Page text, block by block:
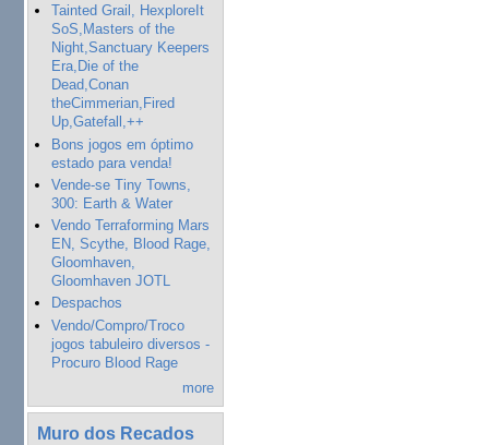
Tainted Grail, HexploreIt
SoS,Masters of the
Night,Sanctuary Keepers
Era,Die of the
Dead,Conan
theCimmerian,Fired
Up,Gatefall,++
Bons jogos em óptimo
estado para venda!
Vende-se Tiny Towns,
300: Earth & Water
Vendo Terraforming Mars
EN, Scythe, Blood Rage,
Gloomhaven,
Gloomhaven JOTL
Despachos
Vendo/Compro/Troco
jogos tabuleiro diversos -
Procuro Blood Rage
more
Muro dos Recados